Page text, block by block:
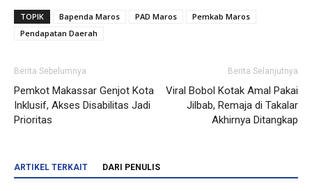
TOPIK Bapenda Maros PAD Maros
Pemkab Maros
Pendapatan Daerah
Berita Sebelumnya
Pemkot Makassar Genjot Kota
Inklusif, Akses Disabilitas Jadi
Prioritas
Berita Selanjutnya
Viral Bobol Kotak Amal Pakai
Jilbab, Remaja di Takalar
Akhirnya Ditangkap
ARTIKEL TERKAIT DARI PENULIS